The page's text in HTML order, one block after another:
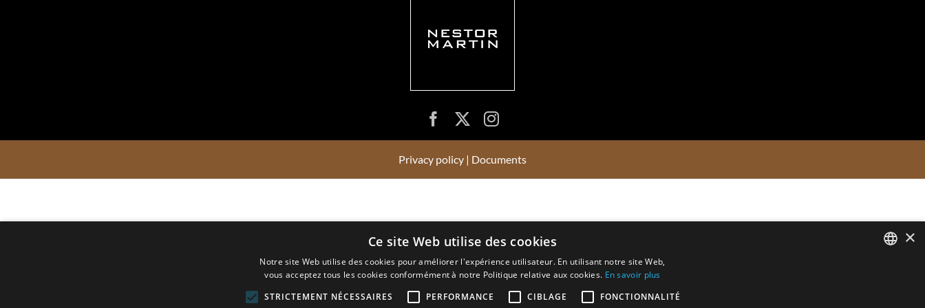
Privacy policy | Documents
×
Ce site Web utilise des cookies
Notre site Web utilise des cookies pour améliorer l'expérience utilisateur. En utilisant notre site Web,
vous acceptez tous les cookies conformément à notre Politique relative aux cookies. En savoir plus
STRICTEMENT NÉCESSAIRES
PERFORMANCE CIBLAGE FONCTIONNALITÉ